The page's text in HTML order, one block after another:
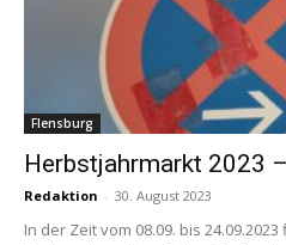
Flensburg
Herbstjahrmarkt 2023
Redaktion - 30. August 2023
In der Zeit vom 08.09. bis